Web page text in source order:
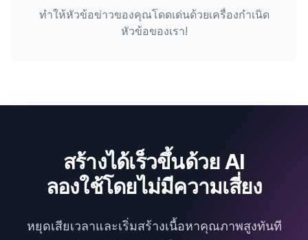
ทำให้หัวข้อข่าวของคุณโดดเด่นด้วยเครื่องกำเนิด
หัวข้อของเรา!
สร้างได้เร็วขึ้นด้วย AI
ลองใช้โดยไม่มีความเสี่ยง
หยุดเสียเวลาและเริ่มสร้างเนื้อหาคุณภาพสูงทันที